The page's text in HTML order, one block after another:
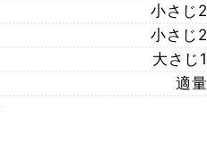
小さじ2
小さじ2
大さじ1
適量